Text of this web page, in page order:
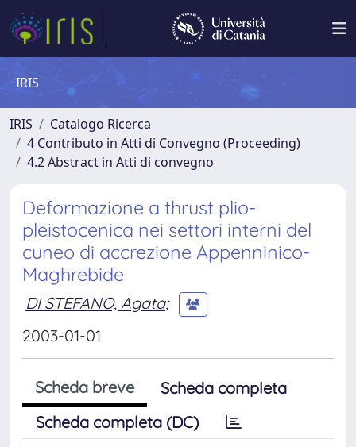
IRIS
IRIS
Catalogo Ricerca
4 Contributo in Atti di Convegno (Proceeding)
4.2 Abstract in Atti di convegno
Deformazione a thrust plio-
pleistocenica nei settori interni del
cuneo di accrezione Appenninico-
Maghrebide
DI STEFANO, Agata;
2003-01-01
Scheda breve
Scheda completa
Scheda completa (DC)